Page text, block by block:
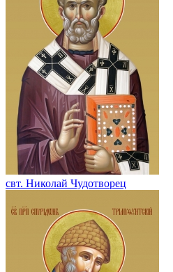
свт. Николай Чудотворец